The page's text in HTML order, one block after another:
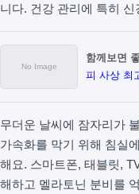
니다. 건강 관리에 특히
함께보면
피 사상 최
무더운 날씨에 잠자리가
가속화를 막기 위해 침실
해요. 스마트폰, 태블릿,
해하고 멜라토닌 분비를